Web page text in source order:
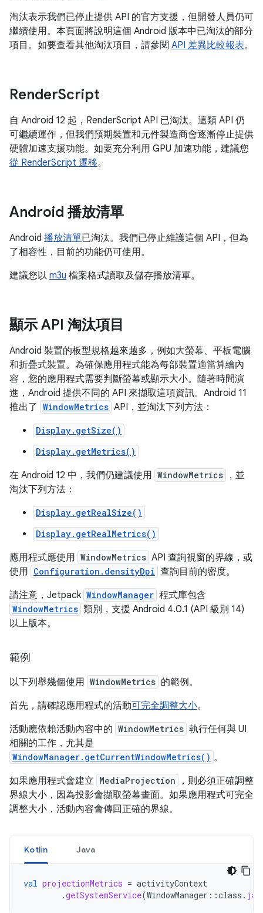
淘汰表示我們已停止提供 API 的官方支援，但開發人員仍可
繼續使用。本頁面將說明這個 Android 版本中已淘汰的部分
項目。如要查看其他淘汰項目，請參閱 API 差異比較報表。
RenderScript
自 Android 12 起，RenderScript API 已淘汰。這類 API 仍
可繼續運作，但我們預期裝置和元件製造商會逐漸停止提供
硬體加速支援功能。如要充分利用 GPU 加速功能，建議您
從 RenderScript 遷移。
Android 播放清單
Android 播放清單已淘汰。我們已停止維護這個 API，但為
了相容性，目前的功能仍可使用。
建議您以 m3u 檔案格式讀取及儲存播放清單。
顯示 API 淘汰項目
Android 裝置的板型規格越來越多，例如大螢幕、平板電腦
和折疊式裝置。為確保應用程式能為每部裝置適當算繪內
容，您的應用程式需要判斷螢幕或顯示大小。隨著時間演
進，Android 提供不同的 API 來擷取這項資訊。Android 11
推出了 WindowMetrics API，並淘汰下列方法：
Display.getSize()
Display.getMetrics()
在 Android 12 中，我們仍建議使用 WindowMetrics
，並
淘汰下列方法：
Display.getRealSize()
Display.getRealMetrics()
應用程式應使用 WindowMetrics API 查詢視窗的界線，或
使用 Configuration.densityDpi 查詢目前的密度。
請注意，Jetpack WindowManager 程式庫包含
WindowMetrics 類別，支援 Android 4.0.1 (API 級別 14)
以上版本。
範例
以下列舉幾個使用 WindowMetrics 的範例。
首先，請確認應用程式的活動可完全調整大小。
活動應依賴活動內容中的 WindowMetrics 執行任何與 UI
相關的工作，尤其是
WindowManager.getCurrentWindowMetrics() 。
如果應用程式會建立 MediaProjection
，則必須正確調整
界線大小，因為投影會擷取螢幕畫面。如果應用程式可完全
調整大小，活動內容會傳回正確的界線。
Kotlin Java
val projectionMetrics = activityContext
.getSystemService(WindowManager ::class .